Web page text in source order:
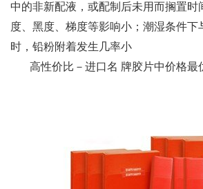
中的非新配液，或配制后未用而搁置时
度、黑度、梯度等影响小；潮湿条件下
时，铅粉附着发生几率小
高性价比－进口名 牌胶片中价格最